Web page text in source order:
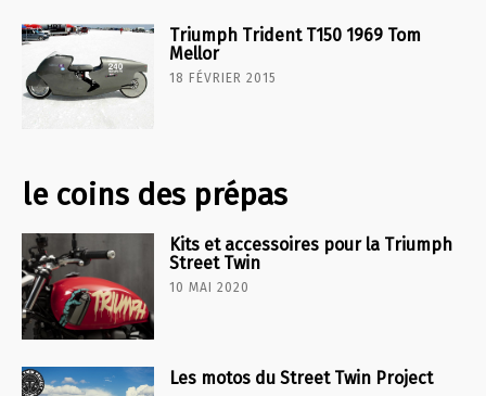
Triumph Trident T150 1969 Tom
Mellor
18 FÉVRIER 2015
le coins des prépas
Kits et accessoires pour la Triumph
Street Twin
10 MAI 2020
Les motos du Street Twin Project